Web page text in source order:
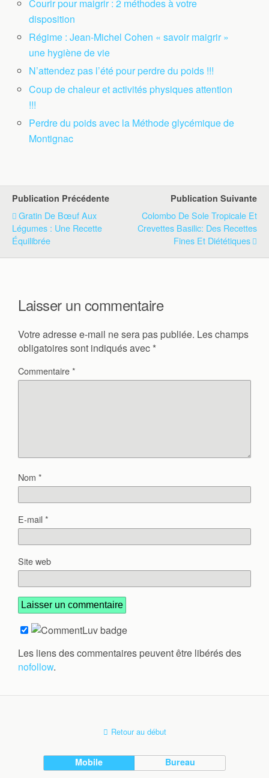
Courir pour maigrir : 2 méthodes à votre
disposition
Régime : Jean-Michel Cohen « savoir maigrir »
une hygiène de vie
N’attendez pas l’été pour perdre du poids !!!
Coup de chaleur et activités physiques attention
!!!
Perdre du poids avec la Méthode glycémique de
Montignac
Publication Précédente
Gratin De Bœuf Aux
Légumes : Une Recette
Équilibrée
Publication Suivante
Colombo De Sole Tropicale Et
Crevettes Basilic: Des Recettes
Fines Et Diététiques
Laisser un commentaire
Votre adresse e-mail ne sera pas publiée. Les champs
obligatoires sont indiqués avec *
Commentaire*
Nom *
E-mail*
Site web
Les liens des commentaires peuvent être libérés des
nofollow.
Retour au début
Mobile Bureau